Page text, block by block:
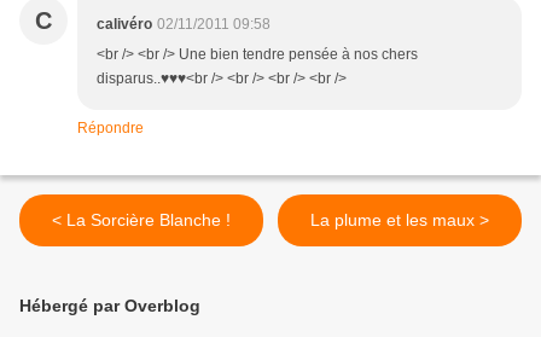
C calivéro 02/11/2011 09:58
<br /> <br /> Une bien tendre pensée à nos chers
disparus..♥♥♥<br /> <br /> <br /> <br />
Répondre
< La Sorcière Blanche ! La plume et les maux >
Hébergé par Overblog